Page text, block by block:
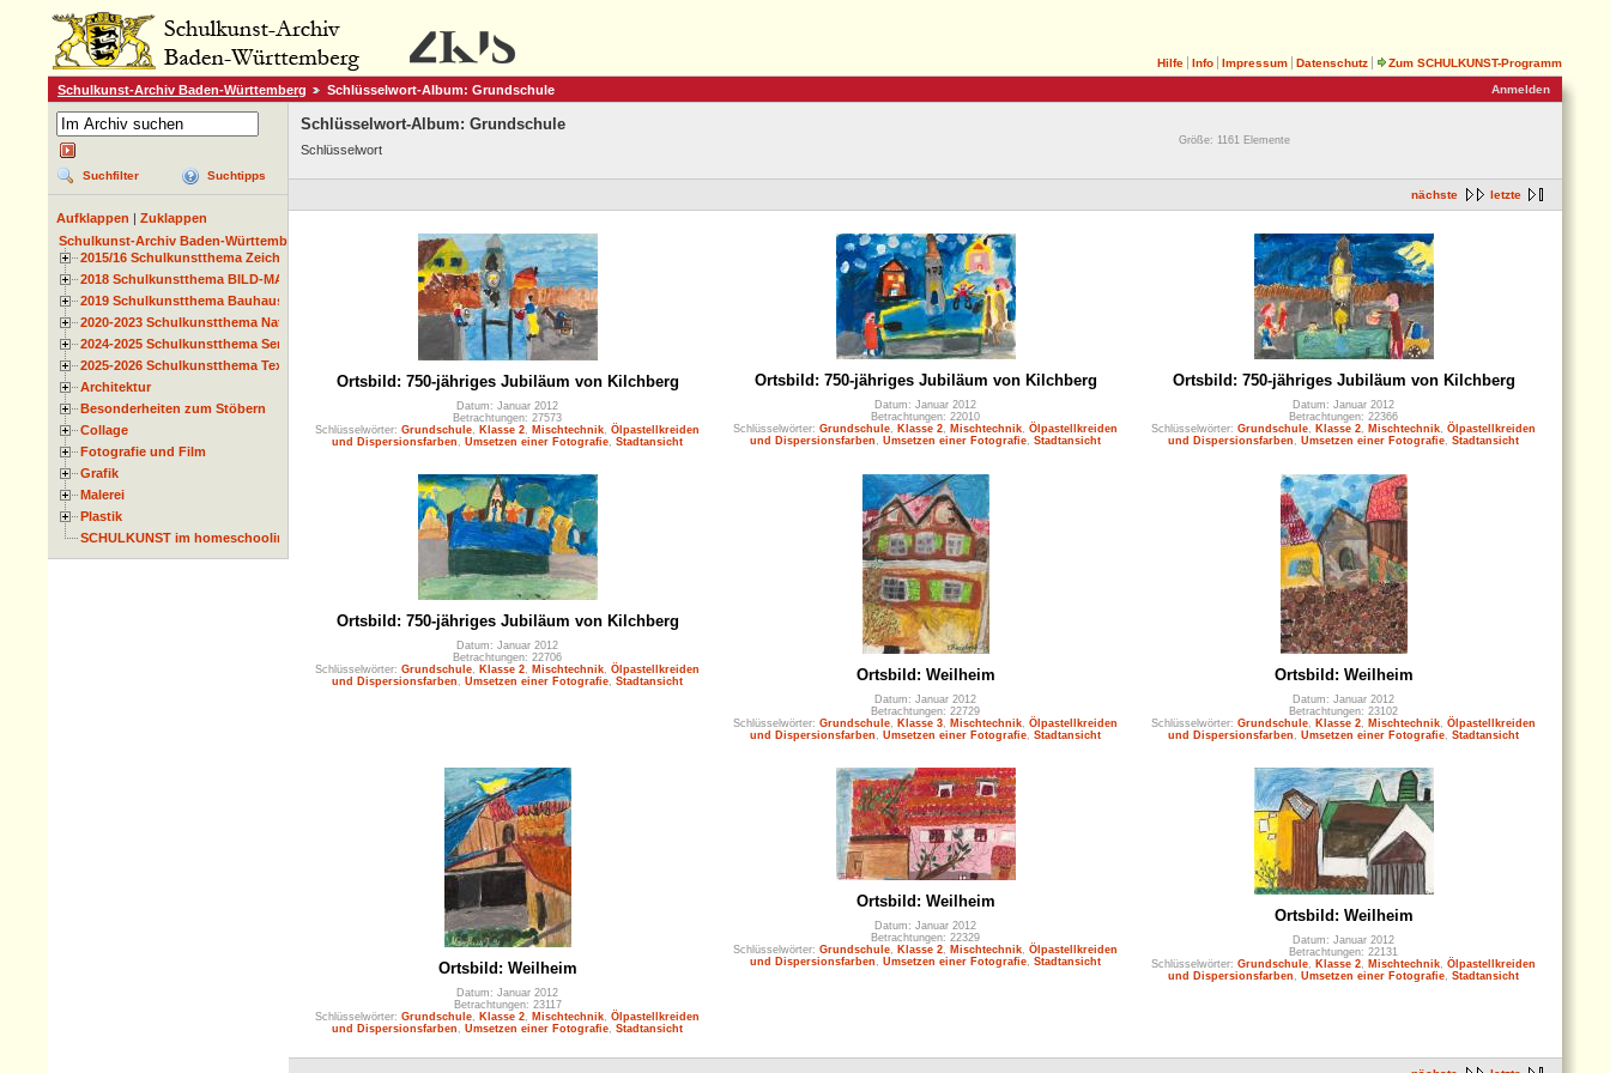
Hilfe Info Impressum Datenschutz
Zum SCHULKUNST-Programm
Anmelden
Schulkunst-Archiv Baden-Württemberg Schlüsselwort-Album: Grundschule
Suchfilter Suchtipps
Aufklappen
Zuklappen
Schulkunst-Archiv Baden-Württemberg
2015/16 Schulkunstthema Zeichnen
2018 Schulkunstthema BILD-MATERIAL-OBJEKT
2019 Schulkunstthema Bauhaus
2020-2023 Schulkunstthema Natur und Zeit
2024-2025 Schulkunstthema Serie
2025-2026 Schulkunstthema Textil
Architektur
Besonderheiten zum Stöbern
Collage
Fotografie und Film
Grafik
Malerei
Plastik
SCHULKUNST im homeschooling
Schlüsselwort-Album: Grundschule
Schlüsselwort
Größe: 1161 Elemente
nächste letzte
Ortsbild: 750-jähriges Jubiläum von Kilchberg
Datum: Januar 2012
Betrachtungen: 27573
Schlüsselwörter: Grundschule Klasse 2 Mischtechnik Ölpastellkreiden
und Dispersionsfarben
Umsetzen einer Fotografie Stadtansicht
Ortsbild: 750-jähriges Jubiläum von Kilchberg
Datum: Januar 2012
Betrachtungen: 22010
Schlüsselwörter: Grundschule Klasse 2 Mischtechnik Ölpastellkreiden
und Dispersionsfarben
Umsetzen einer Fotografie Stadtansicht
Ortsbild: 750-jähriges Jubiläum von Kilchberg
Datum: Januar 2012
Betrachtungen: 22366
Schlüsselwörter: Grundschule Klasse 2 Mischtechnik Ölpastellkreiden
und Dispersionsfarben
Umsetzen einer Fotografie Stadtansicht
Ortsbild: 750-jähriges Jubiläum von Kilchberg
Datum: Januar 2012
Betrachtungen: 22706
Schlüsselwörter: Grundschule Klasse 2 Mischtechnik Ölpastellkreiden
und Dispersionsfarben
Umsetzen einer Fotografie Stadtansicht Ortsbild: Weilheim
Datum: Januar 2012
Betrachtungen: 22729
Schlüsselwörter: Grundschule Klasse 3 Mischtechnik Ölpastellkreiden
und Dispersionsfarben
Umsetzen einer Fotografie Stadtansicht
Ortsbild: Weilheim
Datum: Januar 2012
Betrachtungen: 23102
Schlüsselwörter: Grundschule Klasse 2 Mischtechnik Ölpastellkreiden
und Dispersionsfarben
Umsetzen einer Fotografie Stadtansicht
Ortsbild: Weilheim
Datum: Januar 2012
Betrachtungen: 23117
Schlüsselwörter: Grundschule Klasse 2 Mischtechnik Ölpastellkreiden
und Dispersionsfarben
Umsetzen einer Fotografie Stadtansicht
Ortsbild: Weilheim
Datum: Januar 2012
Betrachtungen: 22329
Schlüsselwörter: Grundschule Klasse 2 Mischtechnik Ölpastellkreiden
und Dispersionsfarben
Umsetzen einer Fotografie Stadtansicht
Ortsbild: Weilheim
Datum: Januar 2012
Betrachtungen: 22131
Schlüsselwörter: Grundschule Klasse 2 Mischtechnik Ölpastellkreiden
und Dispersionsfarben
Umsetzen einer Fotografie Stadtansicht